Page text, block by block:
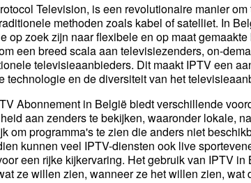
Television, is een revolutionaire manier
methoden zoals kabel of satelliet. In
op zoek zijn naar flexibele en op maat
een breed scala aan televisiezenders, on-
televisieaanbieders. Dit maakt IPTV een
technologie en de diversiteit van het
Abonnement in België biedt verschillende
aan zenders te bekijken, waaronder lokale,
om programma's te zien die anders niet
kunnen veel IPTV-diensten ook live
een rijke kijkervaring. Het gebruik van IPTV
ze willen zien, wanneer ze het willen zien,